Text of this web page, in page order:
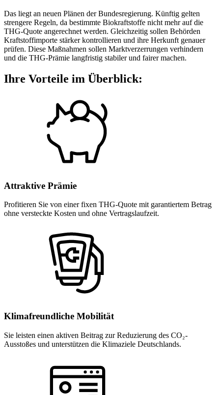
Das liegt an neuen Plänen der Bundesregierung. Künftig gelten
strengere Regeln, da bestimmte Biokraftstoffe nicht mehr auf die
THG-Quote angerechnet werden. Gleichzeitig sollen Behörden
Kraftstoffimporte stärker kontrollieren und ihre Herkunft genauer
prüfen. Diese Maßnahmen sollen Marktverzerrungen verhindern
und die THG-Prämie langfristig stabiler und fairer machen.
Ihre Vorteile im Überblick:
Attraktive Prämie
Profitieren Sie von einer fixen THG-Quote mit garantiertem Betrag
ohne versteckte Kosten und ohne Vertragslaufzeit.
Klimafreundliche Mobilität
Sie leisten einen aktiven Beitrag zur Reduzierung des CO₂-
Ausstoßes und unterstützen die Klimaziele Deutschlands.